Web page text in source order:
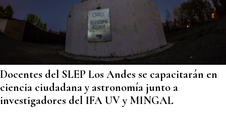
Docentes del SLEP Los Andes se capacitarán en
ciencia ciudadana y astronomía junto a
investigadores del IFA UV y MINGAL